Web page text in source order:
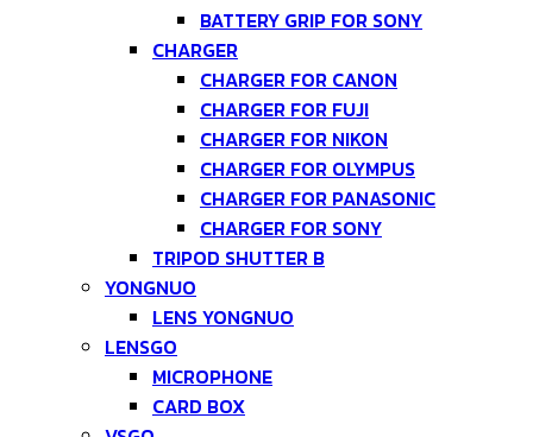
BATTERY GRIP FOR SONY
CHARGER
CHARGER FOR CANON
CHARGER FOR FUJI
CHARGER FOR NIKON
CHARGER FOR OLYMPUS
CHARGER FOR PANASONIC
CHARGER FOR SONY
TRIPOD SHUTTER B
YONGNUO
LENS YONGNUO
LENSGO
MICROPHONE
CARD BOX